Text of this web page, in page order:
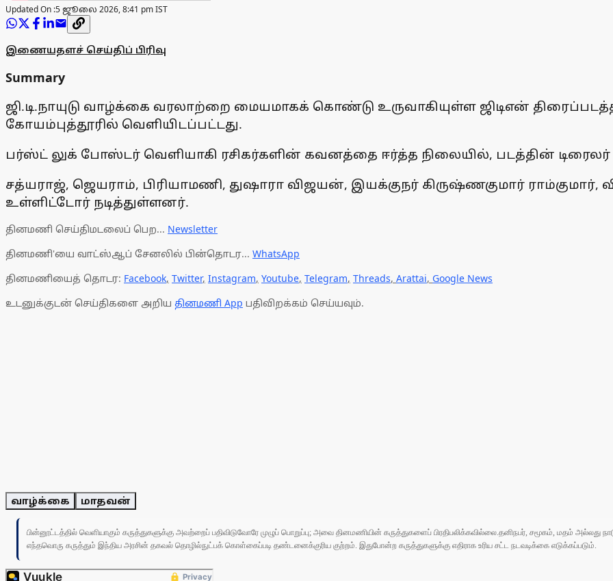
Updated On :5 ஜூலை 2026, 8:41 pm IST
இணையதளச் செய்திப் பிரிவு
Summary
ஜி.டி.நாயுடு வாழ்க்கை வரலாற்றை மையமாகக் கொண்டு உருவாகியுள்ள ஜிடிஎன்
கோயம்புத்தூரில் வெளியிடப்பட்டது.
பர்ஸ்ட் லுக் போஸ்டர் வெளியாகி ரசிகர்களின் கவனத்தை ஈர்த்த நிலையில், படத்தின்
சத்யராஜ், ஜெயராம், பிரியாமணி, துஷாரா விஜயன், இயக்குநர் கிருஷ்ணகுமார் ராம்குமார்,
உள்ளிட்டோர் நடித்துள்ளனர்.
தினமணி செய்திமடலைப் பெற... Newsletter
தினமணி'யை வாட்ஸ்ஆப் சேனலில் பின்தொடர... WhatsApp
தினமணியைத் தொடர: Facebook, Twitter, Instagram, Youtube, Telegram, Threads, Arattai, Google News
உடனுக்குடன் செய்திகளை அறிய தினமணி App பதிவிறக்கம் செய்யவும்.
வாழ்க்கை மாதவன்
பின்னூட்டத்தில் வெளியாகும் கருத்துகளுக்கு அவற்றைப் பதிவிடுவோரே முழுப் பொறுப்பு; அவை தினமணியின் கருத்துகளைப் பிரதிபலிக்கவில்லை.தனிநபர், சமூகம், மதம் அல்லது
எந்தவொரு கருத்தும் இந்திய அரசின் தகவல் தொழில்நுட்பக் கொள்கைப்படி தண்டனைக்குரிய குற்றம். இதுபோன்ற கருத்துகளுக்கு எதிராக உரிய சட்ட நடவடிக்கை எடுக்கப்படும்.